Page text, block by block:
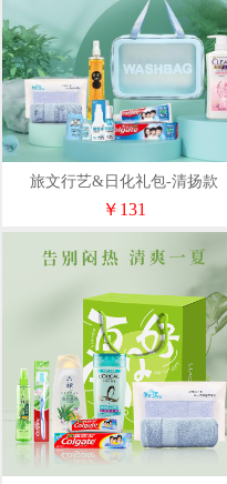
旅文行艺&日化礼包-清扬款
￥131